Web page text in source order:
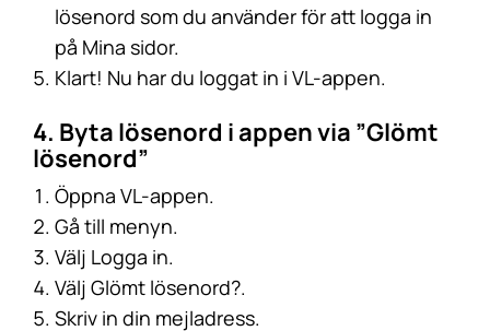
lösenord som du använder för att logga in
på Mina sidor.
Klart! Nu har du loggat in i VL-appen.
4. Byta lösenord i appen via ”Glömt
lösenord”
Öppna VL-appen.
Gå till menyn.
Välj Logga in.
Välj Glömt lösenord?.
Skriv in din mejladress.